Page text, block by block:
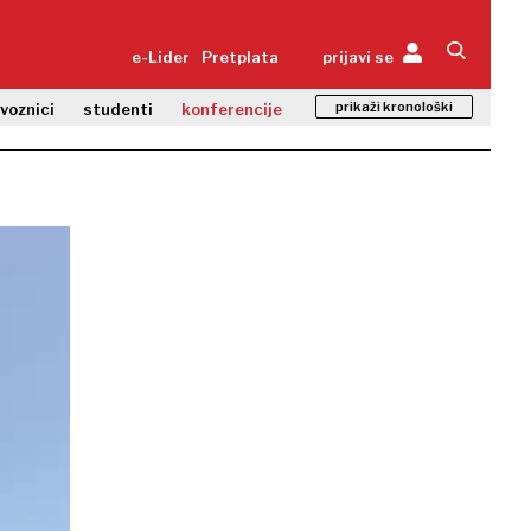
e-Lider Pretplata prijavi se
studenti konferencije prikaži kronološki